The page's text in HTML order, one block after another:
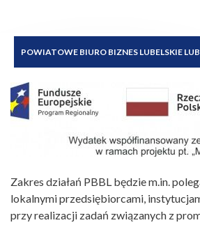
POWIATOWE BIURO BIZNES LUBELSKIE
Zakres działań PBBL będzie m.in.
lokalnymi przedsiębiorcami,
przy realizacji zadań związanych z